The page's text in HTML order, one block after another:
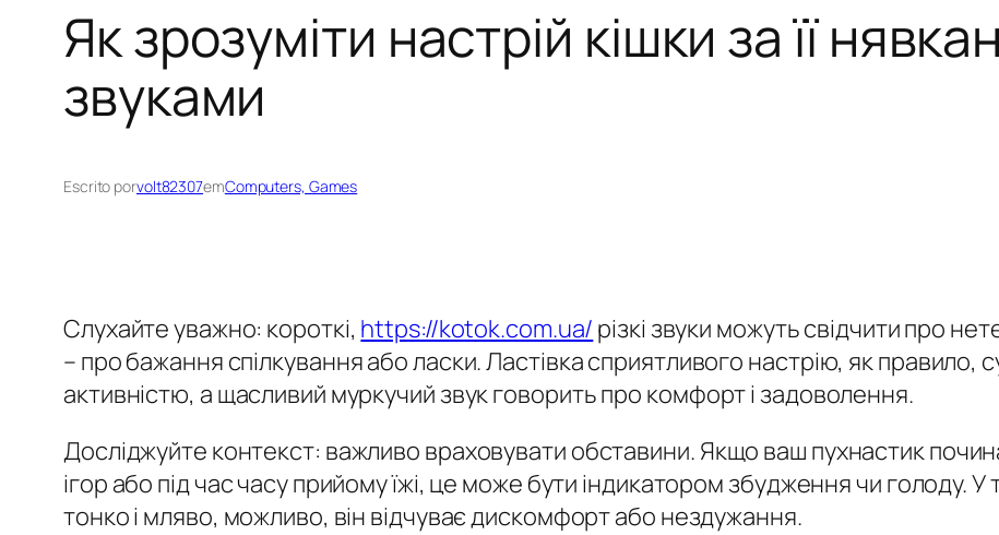
Як зрозуміти настрій кішки за її
звуками
Escrito porvolt82307emComputers, Games
Слухайте уважно: короткі, https://kotok.com.ua/ різкі звуки можуть свідчити про
– про бажання спілкування або ласки. Ластівка сприятливого настрію, як
активністю, а щасливий муркучий звук говорить про комфорт і задоволення.
Досліджуйте контекст: важливо враховувати обставини. Якщо ваш пухнастик
ігор або під час часу прийому їжі, це може бути індикатором збудження чи голоду.
тонко і мляво, можливо, він відчуває дискомфорт або нездужання.